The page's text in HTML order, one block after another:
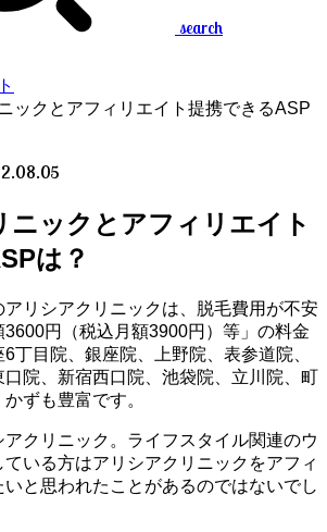
search
ックとアフィリエイト提携できるASP
ニックとアフィリエイト
は？
リシアクリニックは、脱毛費用が不安
円（税込月額3900円）等」の料金
丁目院、銀座院、上野院、表参道院、
院、新宿西口院、池袋院、立川院、町
ずも豊富です。
クリニック。ライフスタイル関連のウ
ている方はアリシアクリニックをアフィ
いと思われたことがあるのではないでし